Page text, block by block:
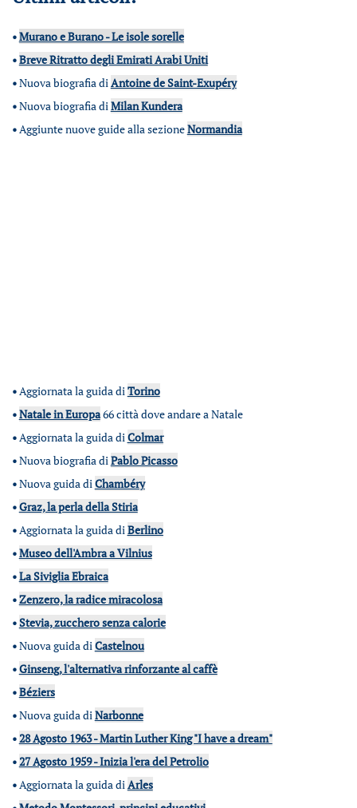
•Murano e Burano - Le isole sorelle
•Breve Ritratto degli Emirati Arabi Uniti
•Nuova biografia diAntoine de Saint-Exupéry
•Nuova biografia diMilan Kundera
•Aggiunte nuove guide alla sezioneNormandia
•Aggiornata la guida diTorino
•Natale in Europa66 città dove andare a Natale
•Aggiornata la guida diColmar
•Nuova biografia diPablo Picasso
•Nuova guida diChambéry
•Graz, la perla della Stiria
•Aggiornata la guida diBerlino
•Museo dell'Ambra a Vilnius
•La Siviglia Ebraica
•Zenzero, la radice miracolosa
•Stevia, zucchero senza calorie
•Nuova guida diCastelnou
•Ginseng, l'alternativa rinforzante al caffè
•Béziers
•Nuova guida diNarbonne
•28 Agosto 1963 - Martin Luther King "I have a dream"
•27 Agosto 1959 - Inizia l'era del Petrolio
•Aggiornata la guida diArles